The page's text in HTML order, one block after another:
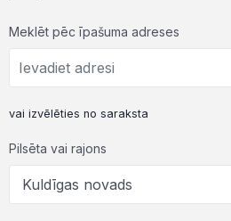
Meklēt pēc īpašuma adreses
vai izvēlēties no saraksta
Pilsēta vai rajons